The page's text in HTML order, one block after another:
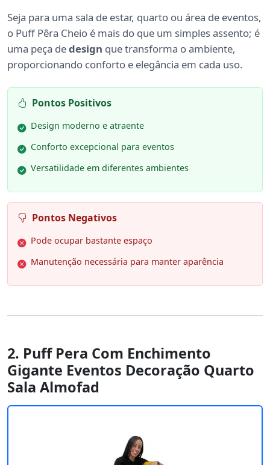
Seja para uma sala de estar, quarto ou área de eventos,
o Puff Pêra Cheio é mais do que um simples assento; é
uma peça dedesign que transforma o ambiente,
proporcionando conforto e elegância em cada uso.
Pontos Positivos
Design moderno e atraente
Conforto excepcional para eventos
Versatilidade em diferentes ambientes
Pontos Negativos
Pode ocupar bastante espaço
Manutenção necessária para manter aparência
2. Puff Pera Com Enchimento
Gigante Eventos Decoração Quarto
Sala Almofad